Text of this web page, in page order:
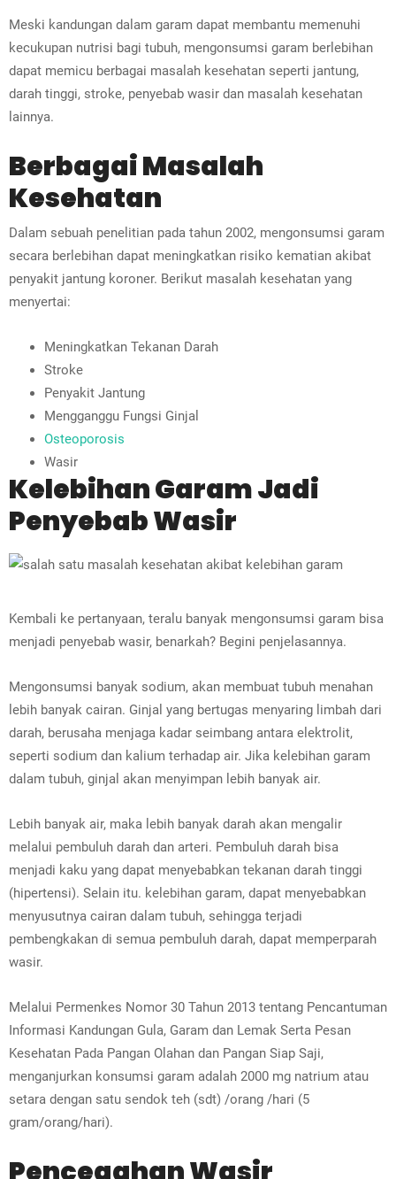
Meski kandungan dalam garam dapat membantu memenuhi
kecukupan nutrisi bagi tubuh, mengonsumsi garam berlebihan
dapat memicu berbagai masalah kesehatan seperti jantung,
darah tinggi, stroke, penyebab wasir dan masalah kesehatan
lainnya.
Berbagai Masalah
Kesehatan
Dalam sebuah penelitian pada tahun 2002, mengonsumsi garam
secara berlebihan dapat meningkatkan risiko kematian akibat
penyakit jantung koroner. Berikut masalah kesehatan yang
menyertai:
Meningkatkan Tekanan Darah
Stroke
Penyakit Jantung
Mengganggu Fungsi Ginjal
Osteoporosis
Wasir
Kelebihan Garam Jadi
Penyebab Wasir
Kembali ke pertanyaan, teralu banyak mengonsumsi garam bisa
menjadi penyebab wasir, benarkah? Begini penjelasannya.
Mengonsumsi banyak sodium, akan membuat tubuh menahan
lebih banyak cairan. Ginjal yang bertugas menyaring limbah dari
darah, berusaha menjaga kadar seimbang antara elektrolit,
seperti sodium dan kalium terhadap air. Jika kelebihan garam
dalam tubuh, ginjal akan menyimpan lebih banyak air.
Lebih banyak air, maka lebih banyak darah akan mengalir
melalui pembuluh darah dan arteri. Pembuluh darah bisa
menjadi kaku yang dapat menyebabkan tekanan darah tinggi
(hipertensi). Selain itu. kelebihan garam, dapat menyebabkan
menyusutnya cairan dalam tubuh, sehingga terjadi
pembengkakan di semua pembuluh darah, dapat memperparah
wasir.
Melalui Permenkes Nomor 30 Tahun 2013 tentang Pencantuman
Informasi Kandungan Gula, Garam dan Lemak Serta Pesan
Kesehatan Pada Pangan Olahan dan Pangan Siap Saji,
menganjurkan konsumsi garam adalah 2000 mg natrium atau
setara dengan satu sendok teh (sdt) /orang /hari (5
gram/orang/hari).